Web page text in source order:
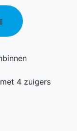
4 zuigers